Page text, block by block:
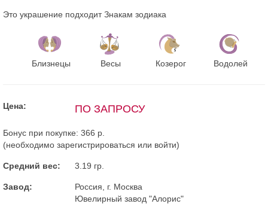
Это украшение подходит Знакам зодиака
Близнецы Весы Козерог Водолей
Цена: ПО ЗАПРОСУ
Бонус при покупке: 366 р.
(необходимо зарегистрироваться или войти)
Средний вес: 3.19 гр.
Завод:
Россия, г. Москва
Ювелирный завод "Алорис"